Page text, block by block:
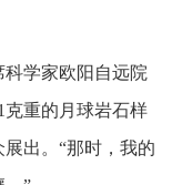
学家欧阳自远院
克重的月球岩石样
出。“那时，我的